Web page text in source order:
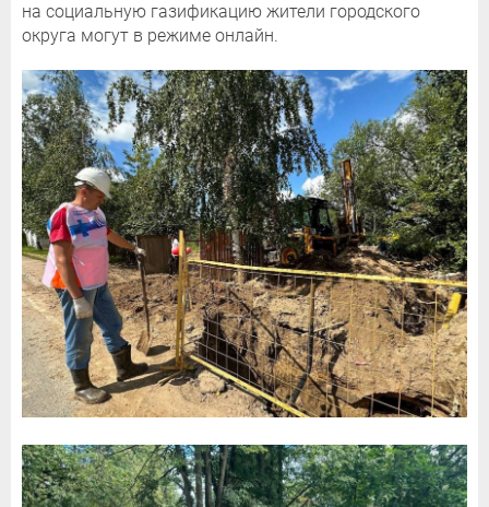
на социальную газификацию жители городского
округа могут в режиме онлайн.